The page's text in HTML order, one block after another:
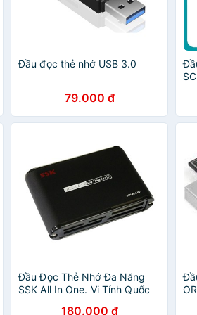
Đầu đọc thẻ nhớ USB 3.0
79.000 đ
Đầu Đọc Thẻ Nhớ Đa Năng
SSK All In One. Vi Tính Quốc
180.000 đ